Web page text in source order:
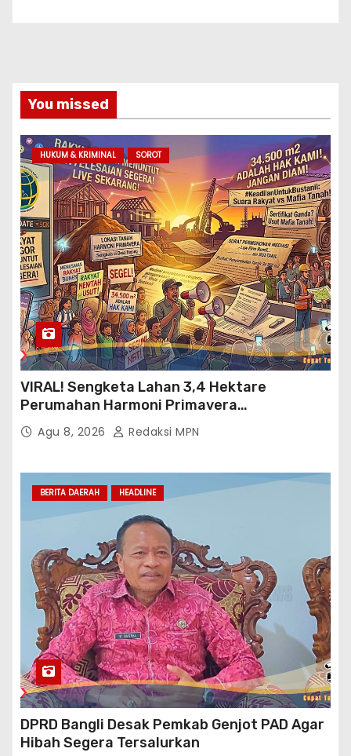
You missed
HUKUM & KRIMINAL SOROT
VIRAL! Sengketa Lahan 3,4 Hektare
Perumahan Harmoni Primavera
Klapanunggal, GMPRI Bogor Minta Menteri
Perumahan Blacklist PT BTC
Agu 8, 2026 Redaksi MPN
BERITA DAERAH HEADLINE
DPRD Bangli Desak Pemkab Genjot PAD Agar
Hibah Segera Tersalurkan